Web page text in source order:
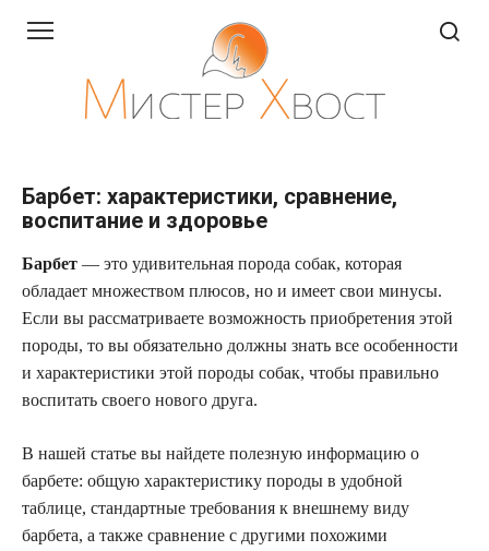
Барбет: характеристики, сравнение,
воспитание и здоровье
Барбет — это удивительная порода собак, которая
обладает множеством плюсов, но и имеет свои минусы.
Если вы рассматриваете возможность приобретения этой
породы, то вы обязательно должны знать все особенности
и характеристики этой породы собак, чтобы правильно
воспитать своего нового друга.
В нашей статье вы найдете полезную информацию о
барбете: общую характеристику породы в удобной
таблице, стандартные требования к внешнему виду
барбета, а также сравнение с другими похожими